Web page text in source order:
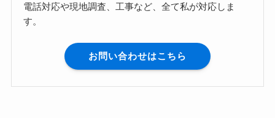
電話対応や現地調査、工事など、全て私が対応しま
す。
お問い合わせはこちら